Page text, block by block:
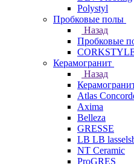
Polystyl
Пробковые полы
Назад
Пробковые
Керамогранит
Назад
Atlas
Axima
Belleza
GRESSE
LB LB
NT Ceramic
ProGRES